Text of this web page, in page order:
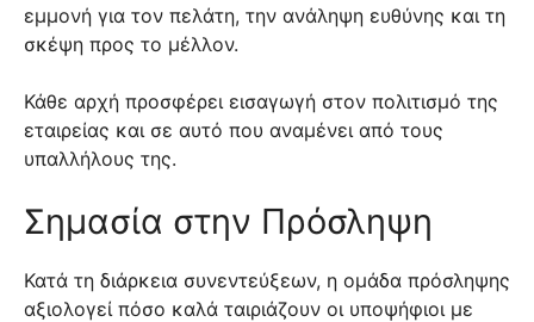
εμμονή για τον πελάτη, την ανάληψη ευθύνης και τη
σκέψη προς το μέλλον.
Κάθε αρχή προσφέρει εισαγωγή στον πολιτισμό της
εταιρείας και σε αυτό που αναμένει από τους
υπαλλήλους της.
Σημασία στην Πρόσληψη
Κατά τη διάρκεια συνεντεύξεων, η ομάδα πρόσληψης
αξιολογεί πόσο καλά ταιριάζουν οι υποψήφιοι με